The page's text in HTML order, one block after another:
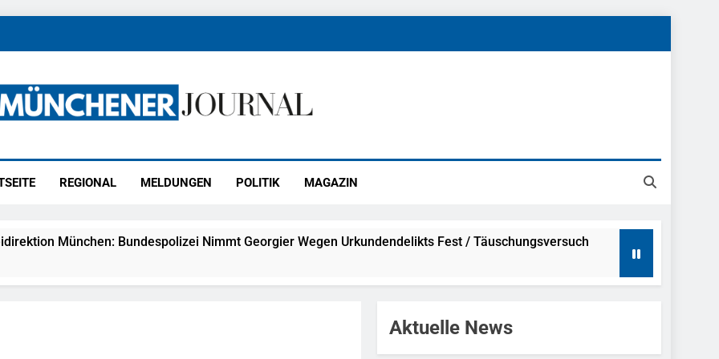
REGIONAL MELDUNGEN POLITIK MAGAZIN
München: Bundespolizei Nimmt Georgier Wegen Urkundendelikts Fest / Täuschungsversuch
München: Notruf Per Knopfdruck / Schnelle Festnahme Nach Sexueller Belästigung
Aktuelle News